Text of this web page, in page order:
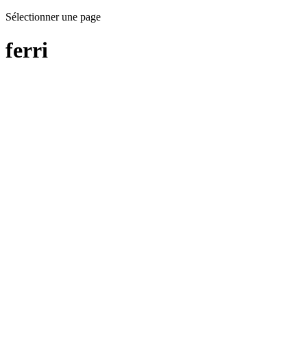
Sélectionner une page
ferri